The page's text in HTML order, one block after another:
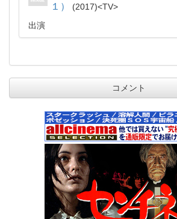
１）
2017
TV
出演
コメント